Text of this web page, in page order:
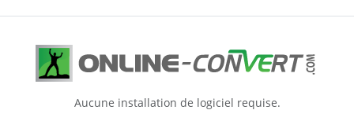
Aucune installation de logiciel requise.